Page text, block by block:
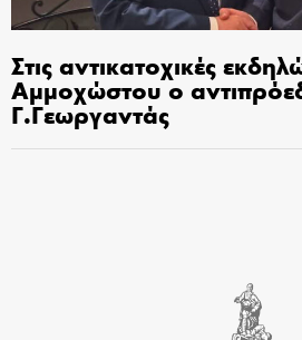
Στις αντικατοχικές
Αμμοχώστου ο
Γ.Γεωργαντάς